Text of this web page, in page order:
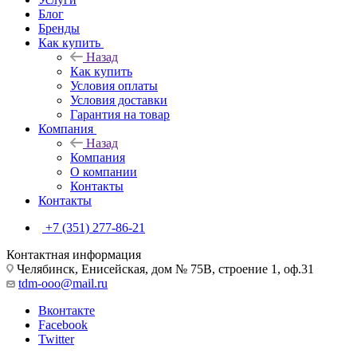
Блог
Бренды
Как купить
Назад
Как купить
Условия оплаты
Условия доставки
Гарантия на товар
Компания
Назад
Компания
О компании
Контакты
Контакты
+7 (351) 277-86-21
Контактная информация
Челябинск, Енисейская, дом № 75В, строение 1, оф.31
tdm-ooo@mail.ru
Вконтакте
Facebook
Twitter